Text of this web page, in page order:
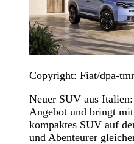
Copyright: Fiat/dpa-
Neuer SUV aus
Angebot und bringt
kompaktes SUV auf
und Abenteurer